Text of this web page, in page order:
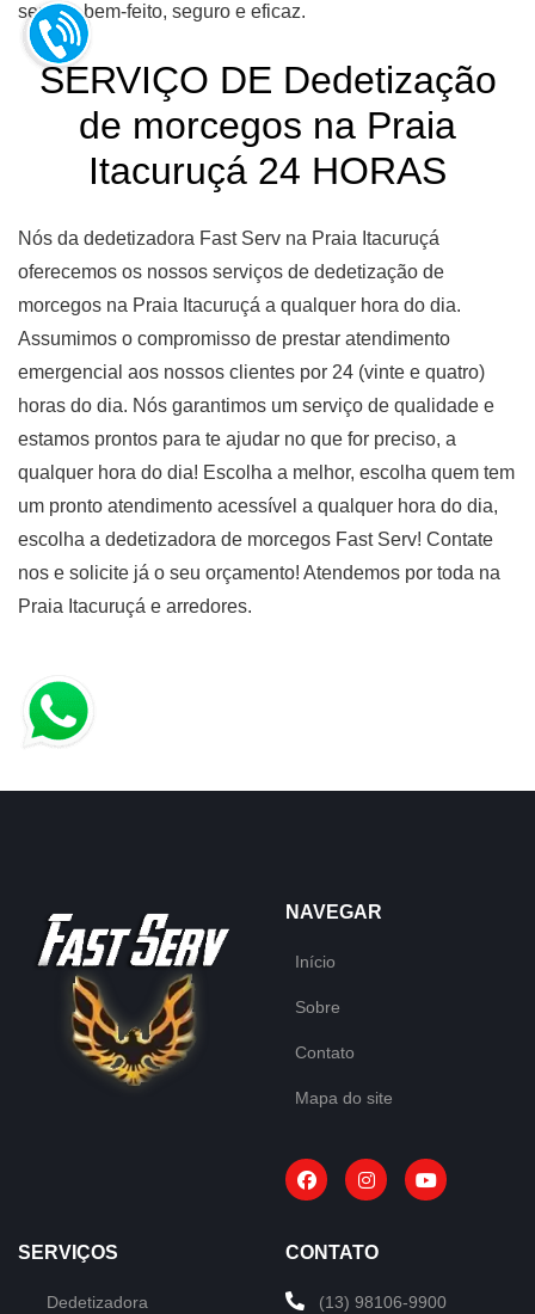
serviço bem-feito, seguro e eficaz.
SERVIÇO DE Dedetização
de morcegos na Praia
Itacuruçá 24 HORAS
Nós da dedetizadora Fast Serv na Praia Itacuruçá
oferecemos os nossos serviços de dedetização de
morcegos na Praia Itacuruçá a qualquer hora do dia.
Assumimos o compromisso de prestar atendimento
emergencial aos nossos clientes por 24 (vinte e quatro)
horas do dia. Nós garantimos um serviço de qualidade e
estamos prontos para te ajudar no que for preciso, a
qualquer hora do dia! Escolha a melhor, escolha quem tem
um pronto atendimento acessível a qualquer hora do dia,
escolha a dedetizadora de morcegos Fast Serv! Contate
nos e solicite já o seu orçamento! Atendemos por toda na
Praia Itacuruçá e arredores.
NAVEGAR
Início
Sobre
Contato
Mapa do site
SERVIÇOS
Dedetizadora
CONTATO
(13) 98106-9900